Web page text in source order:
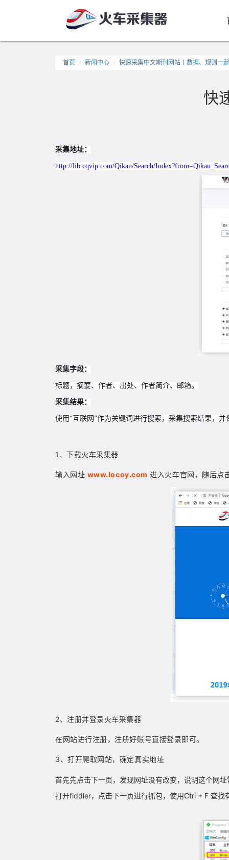
首页 新闻中心 快速采集中文期刊网站丨数据、规则一
快
采集地址：
http://lib.cqvip.com/Qikan/Search/
采集字段：
标题，摘要、作者、出处、 作者简介、邮箱。
采集结果：
使用“互联网”作为关键词进行搜索， 采集搜索结果，并
1、下载火车采集器
输入网址 www.locoy.com 进入火车官网，随后点
2、注册并登录火车采集器
在网站进行注册，注册好账号直接登录即可。
3、打开爬取网站，确定真实地址
首先先点击下一页，发现网址没有改变，说明这个网
打开fiddler，点击下一页进行抓包，使用Ctrl + F 查找